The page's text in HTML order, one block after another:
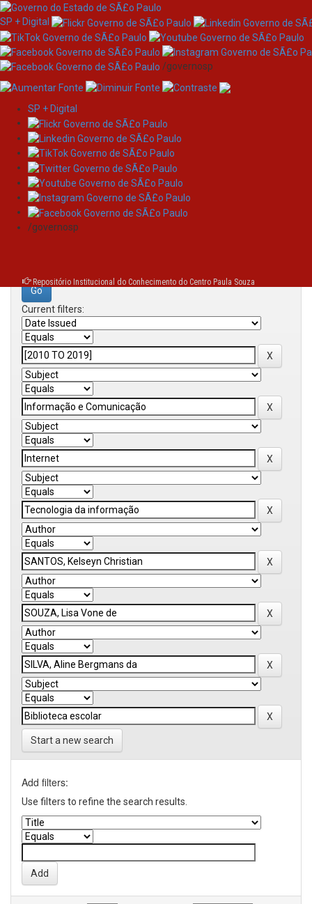
Skip
navigation
SP + Digital
/governosp
SP + Digital
/governosp
Repositório Institucional do Conhecimento do Centro Paula Souza
Search
Search:
Current filters:
Start a new search
Add filters:
Use filters to refine the search results.